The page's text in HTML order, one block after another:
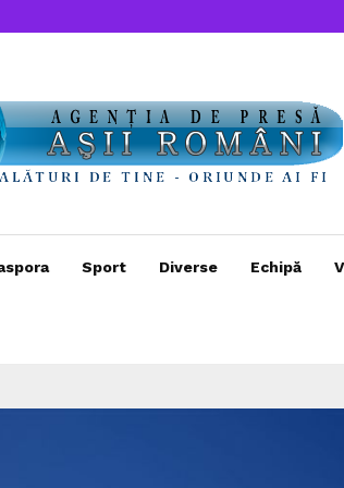
Sport Diverse Echipă